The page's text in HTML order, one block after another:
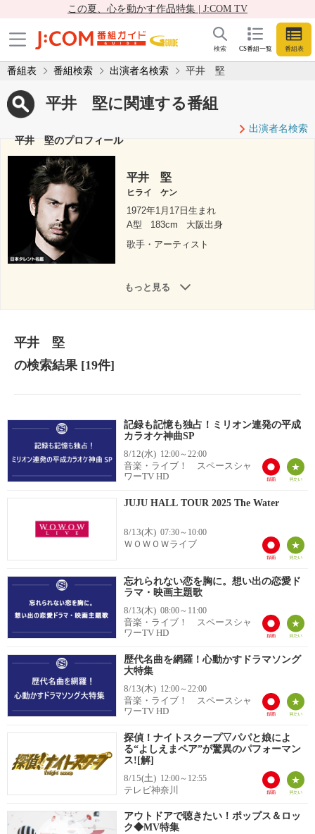
この夏、心を動かす作品特集 | J:COM TV
CS番組一覧 番組表
検索
番組表 番組検索 出演者名検索 平井 堅
平井 堅に関連する番組
出演者名検索
平井 堅のプロフィール
平井 堅
ヒライ ケン
1972年1月17日生まれ
A型
183cm
大阪出身
歌手・アーティスト
もっと見る
平井 堅
の検索結果[19件]
記録も記憶も独占！ミリオン連発の平成
カラオケ神曲SP
8/12(水) 12:00～22:00
音楽・ライブ！ スペースシャ
ワーTV HD
JUJU HALL TOUR 2025 The Water
8/13(木) 07:30～10:00
ＷＯＷＯＷライブ
忘れられない恋を胸に。想い出の恋愛ド
ラマ・映画主題歌
8/13(木) 08:00～11:00
音楽・ライブ！ スペースシャ
ワーTV HD
歴代名曲を網羅！心動かすドラマソング
大特集
8/13(木) 12:00～22:00
音楽・ライブ！ スペースシャ
ワーTV HD
探偵！ナイトスクープ▽パパと娘によ
る“よしえまペア”が驚異のパフォーマン
ス![解]
8/15(土) 12:00～12:55
テレビ神奈川
アウトドアで聴きたい！ポップス＆ロッ
ク◆MV特集